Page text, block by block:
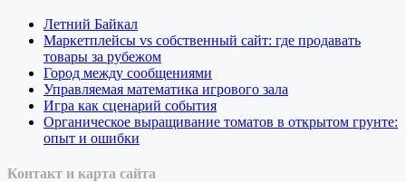
Летний Байкал
Маркетплейсы vs собственный сайт: где продавать
товары за рубежом
Город между сообщениями
Управляемая математика игрового зала
Игра как сценарий события
Органическое выращивание томатов в открытом грунте:
опыт и ошибки
Контакт и карта сайта